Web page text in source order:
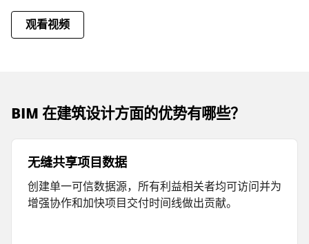
观看视频
BIM 在建筑设计方面的优势有哪些？
无缝共享项目数据
创建单一可信数据源，所有利益相关者均可访问并为
增强协作和加快项目交付时间线做出贡献。